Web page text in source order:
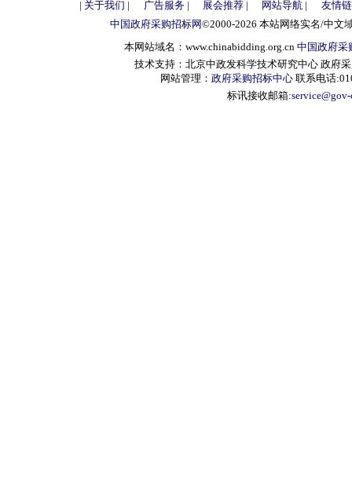
| 关于我们 | 广告服务| 展会推荐| 网站导航 |
友情
中国政府采购招标网©2000-2026 本站网络实名/中文
本网站域名：www.chinabidding.org.cn 中国政府采
技术支持：北京中政发科学技术研究中心 政府
网站管理： 政府采购招标中心 联系电话
标讯接收邮箱: